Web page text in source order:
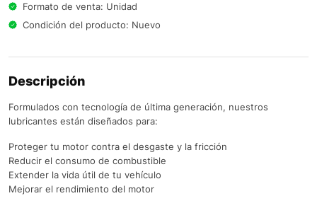
Formato de venta: Unidad
Condición del producto: Nuevo
Descripción
Formulados con tecnología de última generación, nuestros
lubricantes están diseñados para:
Proteger tu motor contra el desgaste y la fricción
Reducir el consumo de combustible
Extender la vida útil de tu vehículo
Mejorar el rendimiento del motor